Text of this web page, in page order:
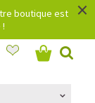
boutique est
×